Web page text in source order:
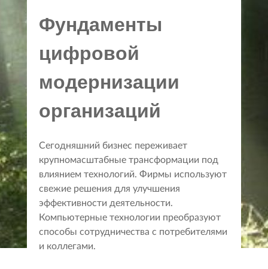
Фундаменты
цифровой
модернизации
организаций
Сегодняшний бизнес переживает
крупномасштабные трансформации под
влиянием технологий. Фирмы используют
свежие решения для улучшения
эффективности деятельности.
Компьютерные технологии преобразуют
способы сотрудничества с потребителями
и коллегами.